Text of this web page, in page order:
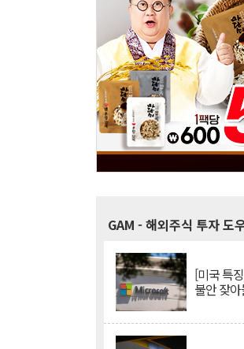
GAM - 해외주식 투자 도
[미국 특
불안 잦